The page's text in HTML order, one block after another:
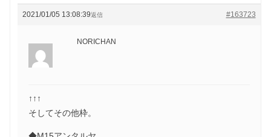
2021/01/05 13:08:39 #163723
返信
NORICHAN
↑↑↑
そしてその他枠。